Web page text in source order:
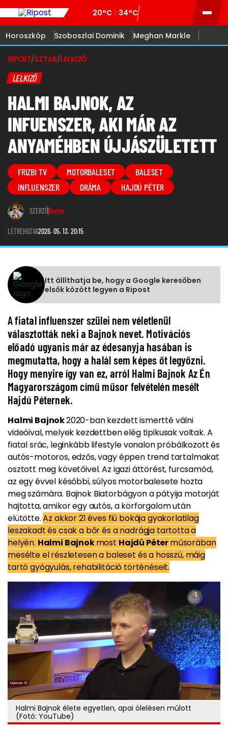
20°C 34°C
Horoszkóp Szoboszlai Dominik Meghan Markle
RIPOST/SZTÁR/LELKIZŐ
LELKIZŐ
HALMI BAJNOK, AZ
INFUENSZER, AKI MÁR AZ
ANYAMÉHBEN ÚJJÁSZÜLETETT
FRIZBI TV MOTORBALESET
BALESET
INFLUENSZER
DRÁMA HAJDÚ PÉTER
SZERZŐBuster
LÉTREHOZVA2026. 05. 13. 20:15
Itt állíthatja be, hogy a Google keresőben
elsők között legyen a Ripost
A fiatal influenszer szülei nem véletlenül
választották neki a Bajnok nevet. Motivációs
előadó ugyanis már az édesanyja hasában is
megmutatta, hogy a halál sem képes őt legyőzni.
Hogy menyire így van ez, arról Halmi Bajnok Az Én
Magyarországom című műsor felvételén mesélt
Hajdú Péternek.
Halmi Bajnok2020-ban kezdett ismertté válni
videóival, melyek kezdettben elég tipikusak voltak. A
fiatal srác, leginkább lifestyle vonalon próbálkozott és
autós-motoros, edzős, vagy éppen trend tartalmakat
osztott meg követőivel. Az igazi áttörést, furcsamód,
az egy évvel későbbi, súlyos motorbalesete hozta
meg számára. Bajnok Biatorbágyon a pátyija motorját
hajtotta, amikor egy autós, a körforgalom után
elütötte.Az akkor 21 éves fiú bokája gyakorlatilag
leszakadt és csak a bőr és a nadrágja tartotta a
helyén. Halmi Bajnokmost Hajdú Péterműsorában
mesélte el részletesen a baleset és a hosszú, máig
tartó gyógyulás, rehabilitáció történéseit.
Halmi Bajnok élete egyetlen, apai ölelésen múlott
(Fotó: YouTube)